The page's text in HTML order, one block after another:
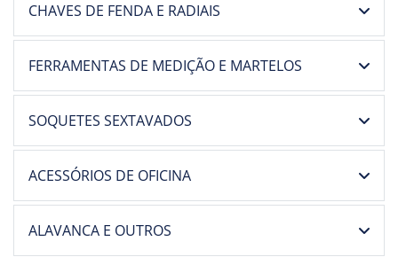
CHAVES DE FENDA E RADIAIS
FERRAMENTAS DE MEDIÇÃO E MARTELOS
SOQUETES SEXTAVADOS
ACESSÓRIOS DE OFICINA
ALAVANCA E OUTROS